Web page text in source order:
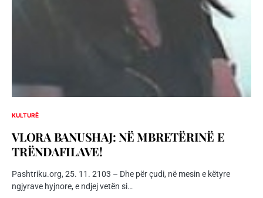
KULTURË
VLORA BANUSHAJ: NË MBRETËRINË E
TRËNDAFILAVE!
Pashtriku.org, 25. 11. 2103 – Dhe për çudi, në mesin e këtyre
ngjyrave hyjnore, e ndjej vetën si…